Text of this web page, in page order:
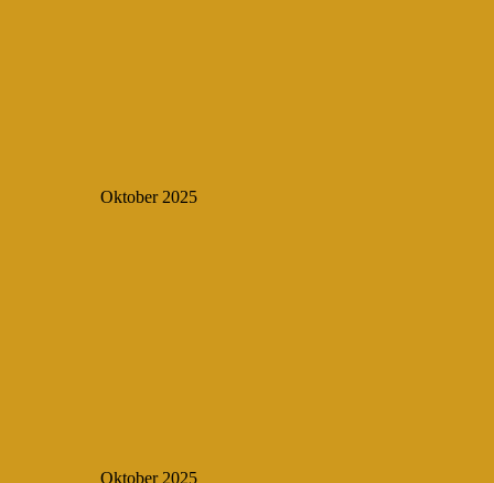
Oktober 2025
Oktober 2025